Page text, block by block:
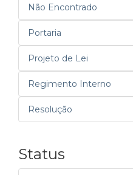
Não Encontrado
Portaria
Projeto de Lei
Regimento Interno
Resolução
Status